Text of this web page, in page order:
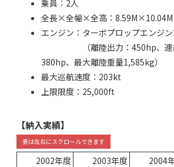
乗員：2人
全長×全幅×全高：
エンジン：ターボプロップエンジ
（離陸出力：450hp、連続
380hp、最大離陸重量1,585kg）
最大巡航速度：203kt
上限限度：25,000ft
【納入実績】
2002年度 2003年度 2004